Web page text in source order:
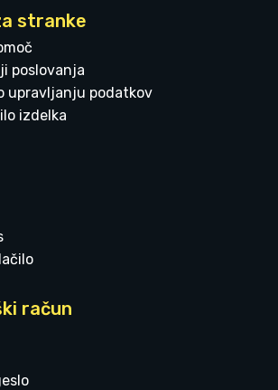
stranke
poslovanja
upravljanju podatkov
izdelka
račun